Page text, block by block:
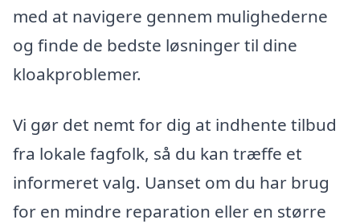
med at navigere gennem mulighederne
og finde de bedste løsninger til dine
kloakproblemer.
Vi gør det nemt for dig at indhente tilbud
fra lokale fagfolk, så du kan træffe et
informeret valg. Uanset om du har brug
for en mindre reparation eller en større